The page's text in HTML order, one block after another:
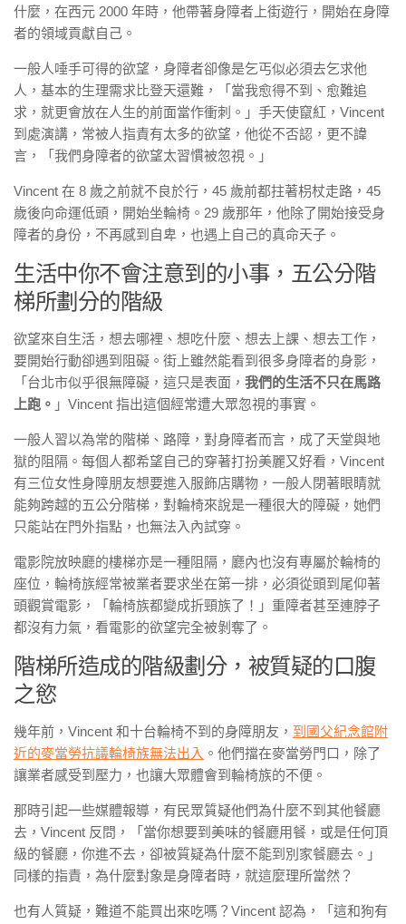
什麼，在西元 2000 年時，他帶著身障者上街遊行，開始在身障
者的領域貢獻自己。
一般人唾手可得的欲望，身障者卻像是乞丐似必須去乞求他
人，基本的生理需求比登天還難，「當我愈得不到、愈難追
求，就更會放在人生的前面當作衝刺。」手天使竄紅，Vincent
到處演講，常被人指責有太多的欲望，他從不否認，更不諱
言，「我們身障者的欲望太習慣被忽視。」
Vincent 在 8 歲之前就不良於行，45 歲前都拄著枴杖走路，45
歲後向命運低頭，開始坐輪椅。29 歲那年，他除了開始接受身
障者的身份，不再感到自卑，也遇上自己的真命天子。
生活中你不會注意到的小事，五公分階
梯所劃分的階級
欲望來自生活，想去哪裡、想吃什麼、想去上課、想去工作，
要開始行動卻遇到阻礙。街上雖然能看到很多身障者的身影，
「台北市似乎很無障礙，這只是表面， 我們的生活不只在馬路
上跑。 」Vincent 指出這個經常遭大眾忽視的事實。
一般人習以為常的階梯、路障，對身障者而言，成了天堂與地
獄的阻隔。每個人都希望自己的穿著打扮美麗又好看，Vincent
有三位女性身障朋友想要進入服飾店購物，一般人閉著眼睛就
能夠跨越的五公分階梯，對輪椅來說是一種很大的障礙，她們
只能站在門外指點，也無法入內試穿。
電影院放映廳的樓梯亦是一種阻隔，廳內也沒有專屬於輪椅的
座位，輪椅族經常被業者要求坐在第一排，必須從頭到尾仰著
頭觀賞電影，「輪椅族都變成折頸族了！」重障者甚至連脖子
都沒有力氣，看電影的欲望完全被剝奪了。
階梯所造成的階級劃分，被質疑的口腹
之慾
幾年前，Vincent 和十台輪椅不到的身障朋友， 到國父紀念館附
近的麥當勞抗議輪椅族無法出入 。他們擋在麥當勞門口，除了
讓業者感受到壓力，也讓大眾體會到輪椅族的不便。
那時引起一些媒體報導，有民眾質疑他們為什麼不到其他餐廳
去，Vincent 反問，「當你想要到美味的餐廳用餐，或是任何頂
級的餐廳，你進不去，卻被質疑為什麼不能到別家餐廳去。」
同樣的指責，為什麼對象是身障者時，就這麼理所當然？
也有人質疑，難道不能買出來吃嗎？Vincent 認為，「這和狗有